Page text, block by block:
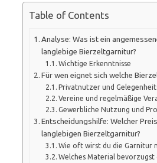
Table of Contents
Analyse: Was ist ein
langlebige Bierzeltgarnitur?
Wichtige Erkenntnisse
Für wen eignet sich welche
Privatnutzer und
Vereine und regelmäßige
Gewerbliche Nutzung und
Entscheidungshilfe: Welcher
langlebigen Bierzeltgarnitur?
Wie oft wirst du die Garnitur
Welches Material bevorzugst